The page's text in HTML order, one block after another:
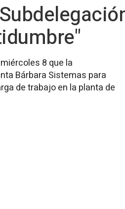
8 que la
Bárbara Sistemas para
de trabajo en la planta de